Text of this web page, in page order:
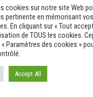
et commercial
cookies sur notre site Web
pertinente en mémorisant
En cliquant sur « Tout
de TOUS les cookies.
Paramètres des cookies »
Accept All